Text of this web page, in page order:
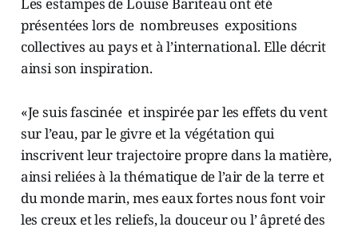
présentées lors de nombreuses expositions
collectives au pays et à l’international. Elle décrit
ainsi son inspiration.
«Je suis fascinée et inspirée par les effets du vent
sur l’eau, par le givre et la végétation qui
inscrivent leur trajectoire propre dans la matière,
ainsi reliées à la thématique de l’air de la terre et
du monde marin, mes eaux fortes nous font voir
les creux et les reliefs, la douceur ou l’ âpreté des